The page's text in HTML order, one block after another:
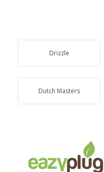
Drizzle
Dutch Masters